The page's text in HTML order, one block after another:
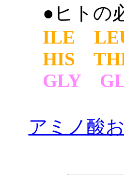
●ヒトの
ILE
HIS
GLY
アミノ酸